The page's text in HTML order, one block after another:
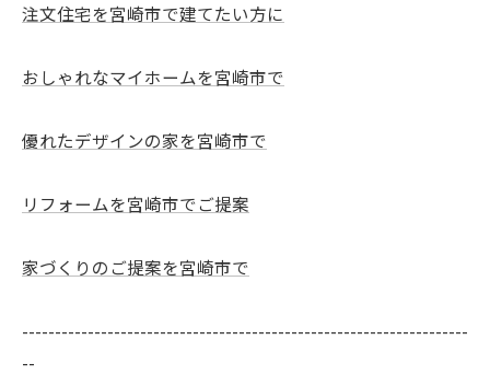
注文住宅を宮崎市で建てたい方に
おしゃれなマイホームを宮崎市で
優れたデザインの家を宮崎市で
リフォームを宮崎市でご提案
家づくりのご提案を宮崎市で
--------------------------------------------------------------------
--